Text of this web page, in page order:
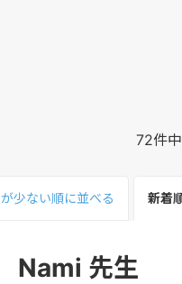
72件
が少ない順に並べる 新着
Nami 先生